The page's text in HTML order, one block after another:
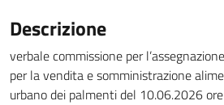
Descrizione
verbale commissione per
per la vendita e somministrazione
urbano dei palmenti del 10.06.2026